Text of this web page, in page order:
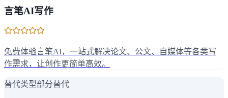
言笔AI写作
免费体验言笔AI，一站式解决论文、公文、自媒体等各类写
作需求，让创作更简单高效。
替代类型部分替代